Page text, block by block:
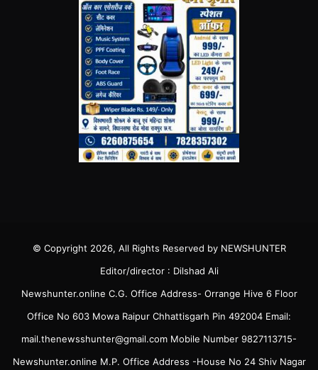
© Copyright 2026, All Rights Reserved by NEWSHUNTER
Editor/director : Dilshad Ali
Newshunter.online C.G. Office Address- Orrange Hive 6 Floor
Office No 603 Mowa Raipur Chhattisgarh Pin 492004 Email:
mail.thenewsshunter@gmail.com Mobile Number 9827113715-
Newshunter.online M.P. Office Address -House No 24 Shiv Nagar